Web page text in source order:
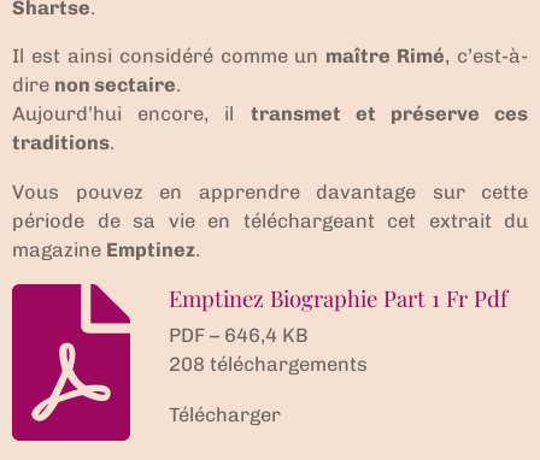
Shartse.
Il est ainsi considéré comme un maître Rimé, c’est-à-
dire non sectaire.
Aujourd’hui encore, il transmet et préserve ces
traditions.
Vous pouvez en apprendre davantage sur cette
période de sa vie en téléchargeant cet extrait du
magazine Emptinez.
Emptinez Biographie Part 1 Fr Pdf
PDF – 646,4 KB
208 téléchargements
Télécharger